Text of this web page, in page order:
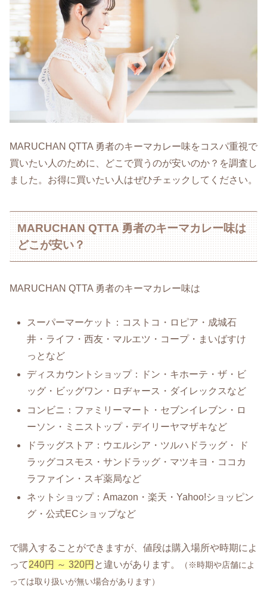
MARUCHAN QTTA 勇者のキーマカレー味をコスパ重視で
買いたい人のために、どこで買うのが安いのか？を調査し
ました。お得に買いたい人はぜひチェックしてください。
MARUCHAN QTTA 勇者のキーマカレー味は
どこが安い？
MARUCHAN QTTA 勇者のキーマカレー味は
スーパーマーケット：コストコ・ロピア・成城石
井・ライフ・西友・マルエツ・コープ・まいばすけ
っとなど
ディスカウントショップ：ドン・キホーテ・ザ・ビ
ッグ・ビッグワン・ロヂャース・ダイレックスなど
コンビニ：ファミリーマート・セブンイレブン・ロ
ーソン・ミニストップ・デイリーヤマザキなど
ドラッグストア：ウエルシア・ツルハドラッグ・ ド
ラッグコスモス・サンドラッグ・マツキヨ・ココカ
ラファイン・スギ薬局など
ネットショップ：Amazon・楽天・Yahoo!ショッピン
グ・公式ECショップなど
で購入することができますが、値段は購入場所や時期によ
って240円 ～ 320円 と違いがあります。
（※時期や店舗によ
っては取り扱いが無い場合があります）